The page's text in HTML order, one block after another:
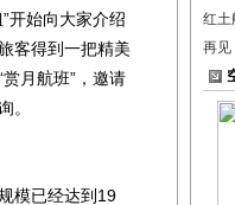
开始向大家介绍
客得到一把精美
月航班”，邀请
。
模已经达到19
红土
再见